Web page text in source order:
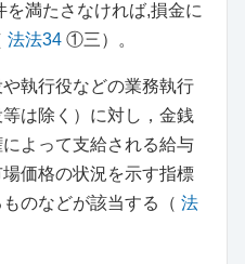
満たさなければ,損金に
法法34 ①三）。
執行役などの業務執行
は除く）に対し，金銭
よって支給される給与
価格の状況を示す指標
のなどが該当する（ 法